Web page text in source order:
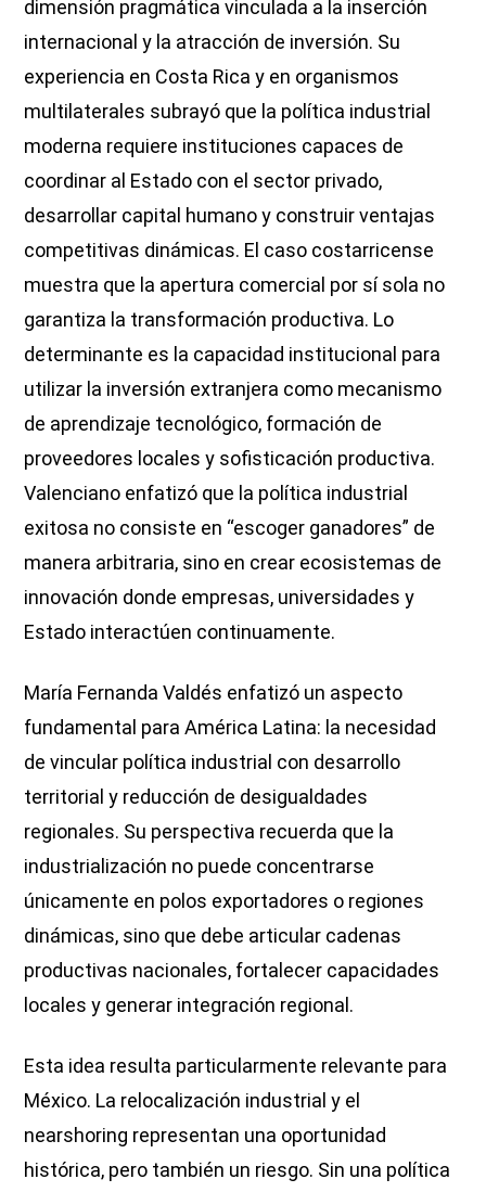
dimensión pragmática vinculada a la inserción
internacional y la atracción de inversión. Su
experiencia en Costa Rica y en organismos
multilaterales subrayó que la política industrial
moderna requiere instituciones capaces de
coordinar al Estado con el sector privado,
desarrollar capital humano y construir ventajas
competitivas dinámicas. El caso costarricense
muestra que la apertura comercial por sí sola no
garantiza la transformación productiva. Lo
determinante es la capacidad institucional para
utilizar la inversión extranjera como mecanismo
de aprendizaje tecnológico, formación de
proveedores locales y sofisticación productiva.
Valenciano enfatizó que la política industrial
exitosa no consiste en “escoger ganadores” de
manera arbitraria, sino en crear ecosistemas de
innovación donde empresas, universidades y
Estado interactúen continuamente.
María Fernanda Valdés enfatizó un aspecto
fundamental para América Latina: la necesidad
de vincular política industrial con desarrollo
territorial y reducción de desigualdades
regionales. Su perspectiva recuerda que la
industrialización no puede concentrarse
únicamente en polos exportadores o regiones
dinámicas, sino que debe articular cadenas
productivas nacionales, fortalecer capacidades
locales y generar integración regional.
Esta idea resulta particularmente relevante para
México. La relocalización industrial y el
nearshoring representan una oportunidad
histórica, pero también un riesgo. Sin una política